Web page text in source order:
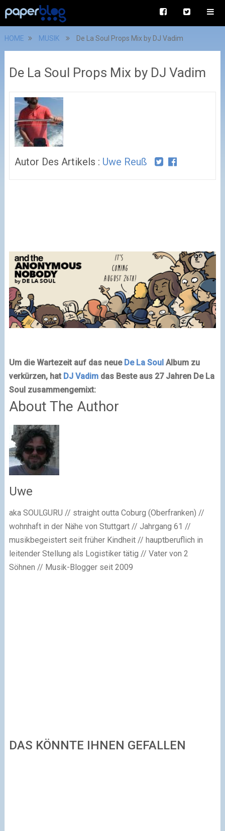
HOME MUSIK De La Soul Props Mix by DJ Vadim
De La Soul Props Mix by DJ Vadim
Autor Des Artikels : Uwe Reuß
Um die Wartezeit auf das neue De La SoulAlbum zu
verkürzen, hat DJ Vadimdas Beste aus 27 Jahren De La
Soul zusammengemixt:
About The Author
Uwe
aka SOULGURU // straight outta Coburg (Oberfranken) //
wohnhaft in der Nähe von Stuttgart // Jahrgang 61 //
musikbegeistert seit früher Kindheit // hauptberuflich in
leitender Stellung als Logistiker tätig // Vater von 2
Söhnen // Musik-Blogger seit 2009
DAS KÖNNTE IHNEN GEFALLEN